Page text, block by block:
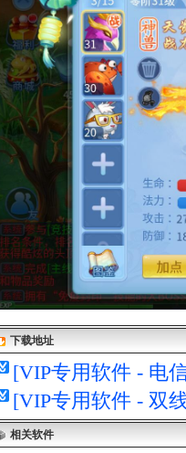
下载地址
[VIP专用软件 - 电
[VIP专用软件 - 双
相关软件